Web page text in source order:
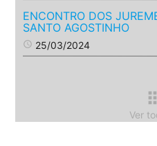
ENCONTRO DOS
SANTO AGOSTINHO
access_time 25/03/2024
Ver